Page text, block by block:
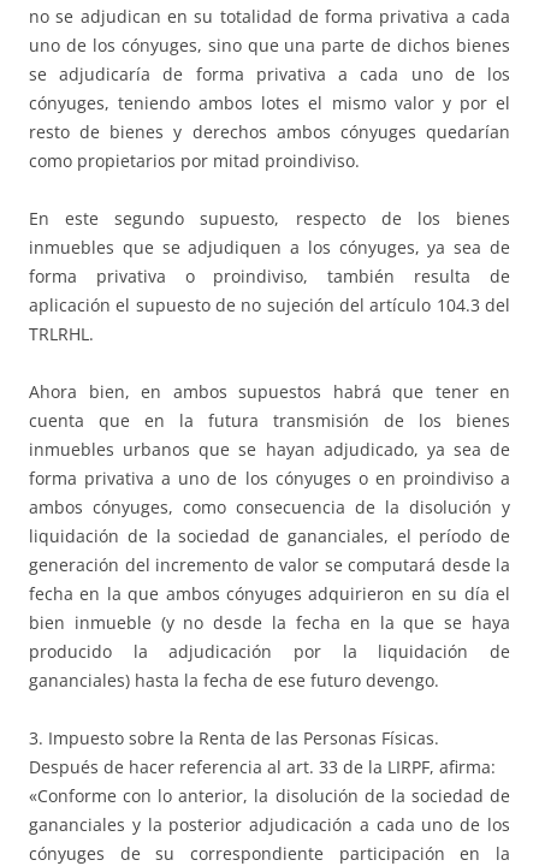
no se adjudican en su totalidad de forma privativa a cada
uno de los cónyuges, sino que una parte de dichos bienes
se adjudicaría de forma privativa a cada uno de los
cónyuges, teniendo ambos lotes el mismo valor y por el
resto de bienes y derechos ambos cónyuges quedarían
como propietarios por mitad proindiviso.
En este segundo supuesto, respecto de los bienes
inmuebles que se adjudiquen a los cónyuges, ya sea de
forma privativa o proindiviso, también resulta de
aplicación el supuesto de no sujeción del artículo 104.3 del
TRLRHL.
Ahora bien, en ambos supuestos habrá que tener en
cuenta que en la futura transmisión de los bienes
inmuebles urbanos que se hayan adjudicado, ya sea de
forma privativa a uno de los cónyuges o en proindiviso a
ambos cónyuges, como consecuencia de la disolución y
liquidación de la sociedad de gananciales, el período de
generación del incremento de valor se computará desde la
fecha en la que ambos cónyuges adquirieron en su día el
bien inmueble (y no desde la fecha en la que se haya
producido la adjudicación por la liquidación de
gananciales) hasta la fecha de ese futuro devengo.
3. Impuesto sobre la Renta de las Personas Físicas.
Después de hacer referencia al art. 33 de la LIRPF, afirma:
«Conforme con lo anterior, la disolución de la sociedad de
gananciales y la posterior adjudicación a cada uno de los
cónyuges de su correspondiente participación en la